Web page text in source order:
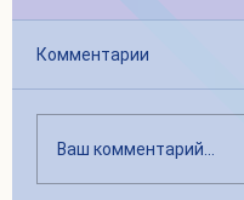
Комментарии
Ваш комментарий...